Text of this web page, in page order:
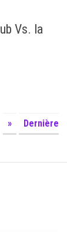
Vs. la
»
Dernière